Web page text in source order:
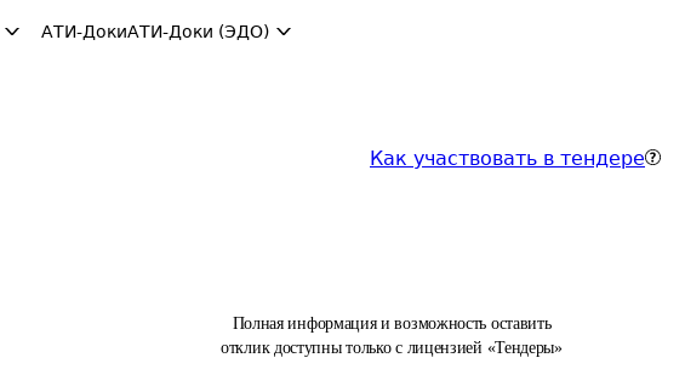
АТИ-ДокиАТИ-Доки (ЭДО)
Как участвовать в тендере
Полная информация и возможность оставить
отклик доступны только с лицензией «Тендеры»